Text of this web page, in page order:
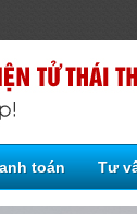
toán Tư